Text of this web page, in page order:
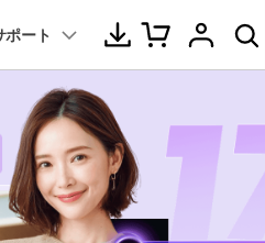
・バックアップ
ソフト
法
データ復元・転送
Dr.Fone
Recoverit
サポート
音声/動画
動画・音声変換 > プ
動画・音声圧縮 >
動画関連のコツ
動画・音楽変換
動画ダウンロード
教育現場で活用
YouTube関連
活用シーン
ポート
バージョン履歴